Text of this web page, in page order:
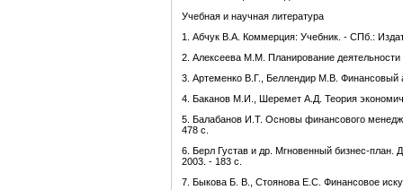
Учебная и научная литература
1. Абчук В.А. Коммерция: Учебник. - СПб.:
2. Алексеева М.М. Планирование
3. Артеменко В.Г., Беллендир М.В.
4. Баканов М.И., Шеремет А.Д. Теория
5. Балабанов И.Т. Основы финансового
478 с.
6. Берл Густав и др. Мгновенный бизнес-
2003. - 183 с.
7. Быкова Б. В., Стоянова Е.С. Финансовое